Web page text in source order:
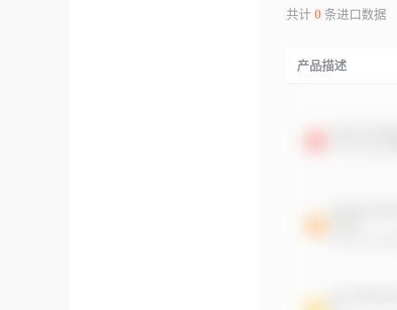
共计 0条进口数据
产品描述